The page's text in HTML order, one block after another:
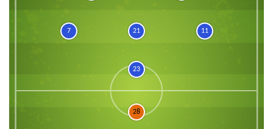
7 21 11
23
28